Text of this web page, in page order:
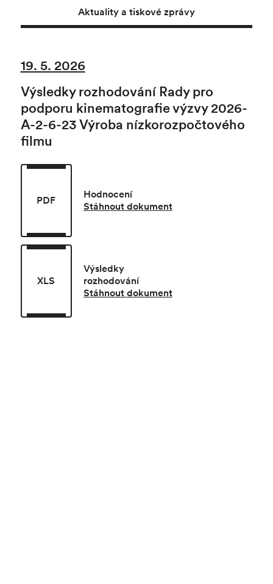
Aktuality a tiskové zprávy
19. 5. 2026
Výsledky rozhodování Rady pro
podporu kinematografie výzvy 2026-
A-2-6-23 Výroba nízkorozpočtového
filmu
Hodnocení
Stáhnout dokument
PDF
Výsledky
rozhodování
Stáhnout dokument
XLS